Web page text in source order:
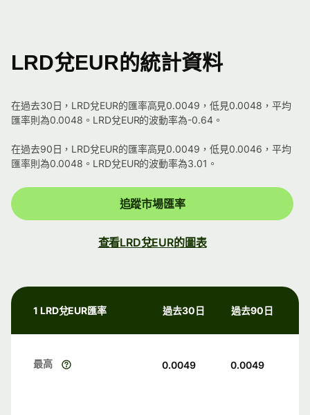
LRD兌EUR的統計資料
在過去30日，LRD兌EUR的匯率高見0.0049，低見0.0048，平均
匯率則為0.0048。LRD兌EUR的波動率為-0.64。
在過去90日，LRD兌EUR的匯率高見0.0049，低見0.0046，平均
匯率則為0.0048。LRD兌EUR的波動率為3.01。
追蹤市場匯率
查看LRD兌EUR的圖表
1 LRD兌EUR匯率 過去30日 過去90日
最高 0.0049 0.0049